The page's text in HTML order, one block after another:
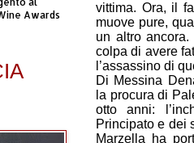
vittima. Ora, il
muove pure,
un altro
colpa di avere
l’assassino di
Di Messina
la procura di
otto anni:
Principato e dei
Marzella ha
Awards